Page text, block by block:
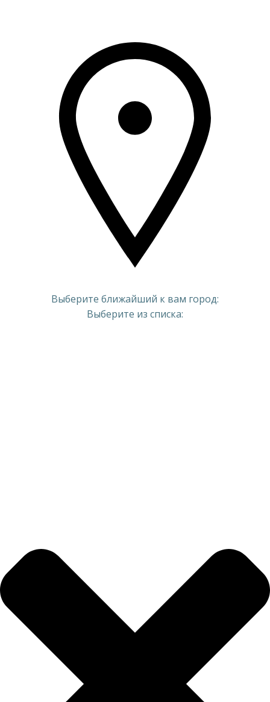
Выберите ближайший к вам город:
Выберите из списка: